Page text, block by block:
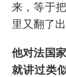
来，等于
里又翻了出
他对法国
就讲过类